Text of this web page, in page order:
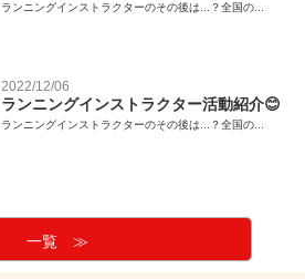
ランニングインストラクターのその後は...？全国の...
2022/12/06
ランニングインストラクター活動紹介😊
ランニングインストラクターのその後は...？全国の...
一覧 ≫